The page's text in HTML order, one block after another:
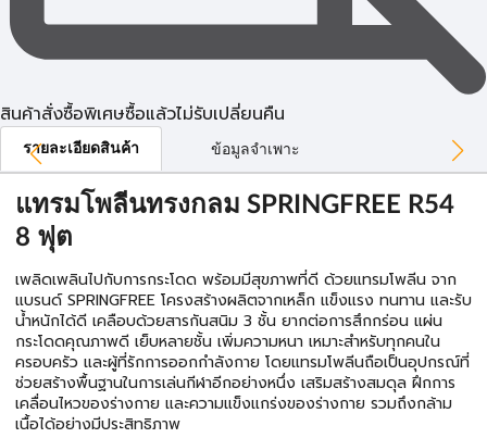
สินค้าสั่งซื้อพิเศษซื้อแล้วไม่รับเปลี่ยนคืน
รายละเอียดสินค้า ข้อมูลจำเพาะ
แทรมโพลีนทรงกลม SPRINGFREE R54
8 ฟุต
เพลิดเพลินไปกับการกระโดด พร้อมมีสุขภาพที่ดี ด้วยแทรมโพลีน จาก
แบรนด์ SPRINGFREE โครงสร้างผลิตจากเหล็ก แข็งแรง ทนทาน และรับ
น้ำหนักได้ดี เคลือบด้วยสารกันสนิม 3 ชั้น ยากต่อการสึกกร่อน แผ่น
กระโดดคุณภาพดี เย็บหลายชั้น เพิ่มความหนา เหมาะสําหรับทุกคนใน
ครอบครัว และผู้ที่รักการออกกำลังกาย โดยแทรมโพลีนถือเป็นอุปกรณ์ที่
ช่วยสร้างพื้นฐานในการเล่นกีฬาอีกอย่างหนึ่ง เสริมสร้างสมดุล ฝึกการ
เคลื่อนไหวของร่างกาย และความแข็งแกร่งของร่างกาย รวมถึงกล้าม
เนื้อได้อย่างมีประสิทธิภาพ